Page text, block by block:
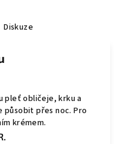
Diskuze
pleť obličeje, krku a
přes noc. Pro
krémem.